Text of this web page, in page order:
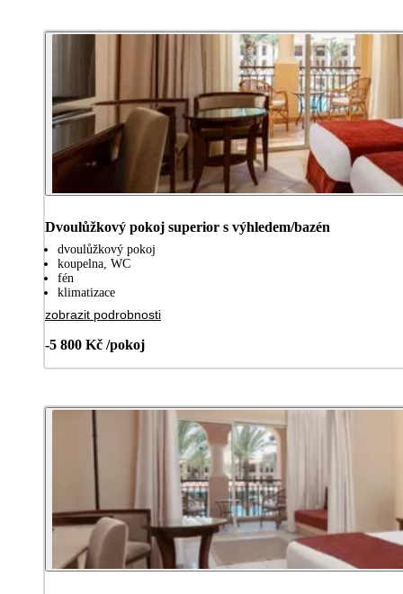
Dvoulůžkový pokoj superior s výhledem/bazén
dvoulůžkový pokoj
koupelna, WC
fén
klimatizace
zobrazit podrobnosti
-5 800 Kč /pokoj